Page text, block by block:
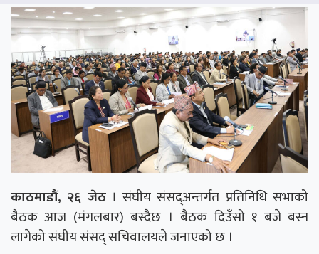
काठमाडौं, २६ जेठ । संघीय संसद्अन्तर्गत प्रतिनिधि सभाको
बैठक आज (मंगलबार) बस्दैछ । बैठक दिउँसो १ बजे बस्न
लागेको संघीय संसद् सचिवालयले जनाएको छ ।